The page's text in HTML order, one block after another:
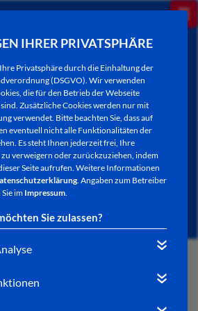
IHRER PRIVATSPHÄRE
Privatsphäre durch die Einhaltung der
(DSGVO). Wir verwenden
die für den Betrieb der Webseite
Zusätzliche Cookies werden nur mit
verwendet. Bitte beachten Sie, dass auf
eventuell nicht alle Funktionalitäten der
Es steht Ihnen jederzeit frei, Ihre
verweigern oder zurückzuziehen, indem
Seite aufrufen. Weitere Informationen
. Angaben zum Betreiber
im Impressum.
Sie zulassen?
/ CITY LETTER